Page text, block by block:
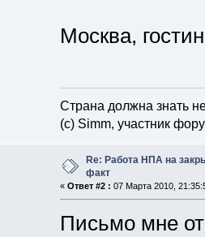
Москва,
Страна должна знать
(c) Simm, участник
Re: Работа НПА на
факт
« Ответ #2 : 07 Марта 2010,
Письмо мне